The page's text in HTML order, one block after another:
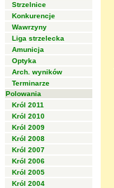
Strzelnice
Konkurencje
Wawrzyny
Liga strzelecka
Amunicja
Optyka
Arch. wyników
Terminarze
Polowania
Król 2011
Król 2010
Król 2009
Król 2008
Król 2007
Król 2006
Król 2005
Król 2004